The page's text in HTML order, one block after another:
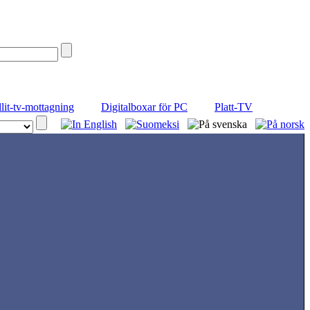
tv-mottagning Digitalboxar för PC Platt-TV